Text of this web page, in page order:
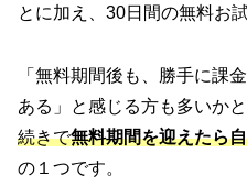
とに加え、30日間の無料お
「無料期間後も、勝手に課
ある」と感じる方も多いかと
続きで無料期間を迎えたら
の１つです。